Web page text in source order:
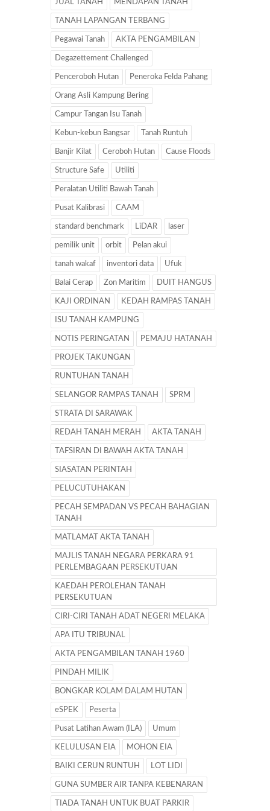
JUAL TANAH MENDAPAN TANAH
TANAH LAPANGAN TERBANG
Pegawai Tanah AKTA PENGAMBILAN
Degazettement Challenged
Penceroboh Hutan Peneroka Felda Pahang
Orang Asli Kampung Bering
Campur Tangan Isu Tanah
Kebun-kebun Bangsar Tanah Runtuh
Banjir Kilat Ceroboh Hutan Cause Floods
Structure Safe Utiliti
Peralatan Utiliti Bawah Tanah
Pusat Kalibrasi CAAM
standard benchmark LiDAR laser
pemilik unit orbit Pelan akui
tanah wakaf inventori data Ufuk
Balai Cerap Zon Maritim DUIT HANGUS
KAJI ORDINAN KEDAH RAMPAS TANAH
ISU TANAH KAMPUNG
NOTIS PERINGATAN PEMAJU HATANAH
PROJEK TAKUNGAN
RUNTUHAN TANAH
SELANGOR RAMPAS TANAH SPRM
STRATA DI SARAWAK
REDAH TANAH MERAH AKTA TANAH
TAFSIRAN DI BAWAH AKTA TANAH
SIASATAN PERINTAH
PELUCUTUHAKAN
PECAH SEMPADAN VS PECAH BAHAGIAN
TANAH
MATLAMAT AKTA TANAH
MAJLIS TANAH NEGARA PERKARA 91
PERLEMBAGAAN PERSEKUTUAN
KAEDAH PEROLEHAN TANAH
PERSEKUTUAN
CIRI-CIRI TANAH ADAT NEGERI MELAKA
APA ITU TRIBUNAL
AKTA PENGAMBILAN TANAH 1960
PINDAH MILIK
BONGKAR KOLAM DALAM HUTAN
eSPEK Peserta
Pusat Latihan Awam (ILA) Umum
KELULUSAN EIA MOHON EIA
BAIKI CERUN RUNTUH LOT LIDI
GUNA SUMBER AIR TANPA KEBENARAN
TIADA TANAH UNTUK BUAT PARKIR